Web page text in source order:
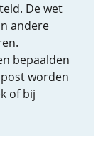
De wet
andere
bepaalden
worden
of bij